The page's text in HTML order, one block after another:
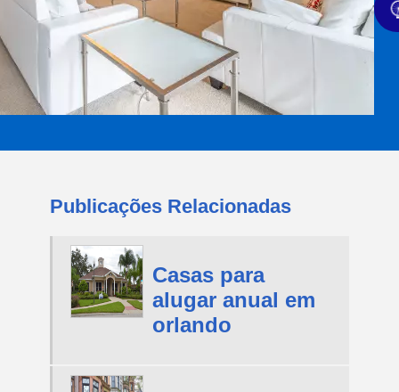
Publicações Relacionadas
Casas para
alugar anual em
orlando